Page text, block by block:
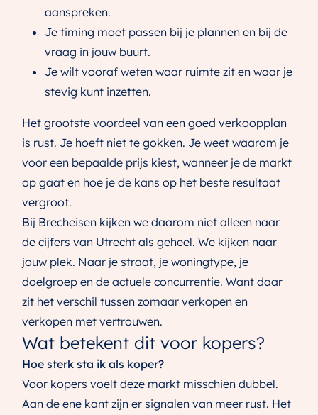
aanspreken.
Je timing moet passen bij je plannen en bij de
vraag in jouw buurt.
Je wilt vooraf weten waar ruimte zit en waar je
stevig kunt inzetten.
Het grootste voordeel van een goed verkoopplan
is rust. Je hoeft niet te gokken. Je weet waarom je
voor een bepaalde prijs kiest, wanneer je de markt
op gaat en hoe je de kans op het beste resultaat
vergroot.
Bij Brecheisen kijken we daarom niet alleen naar
de cijfers van Utrecht als geheel. We kijken naar
jouw plek. Naar je straat, je woningtype, je
doelgroep en de actuele concurrentie. Want daar
zit het verschil tussen zomaar verkopen en
verkopen met vertrouwen.
Wat betekent dit voor kopers?
Hoe sterk sta ik als koper?
Voor kopers voelt deze markt misschien dubbel.
Aan de ene kant zijn er signalen van meer rust. Het